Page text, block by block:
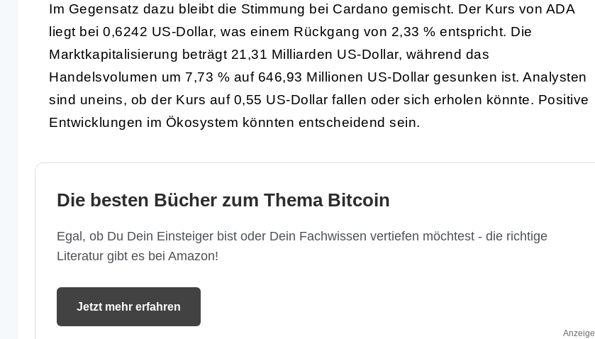
Im Gegensatz dazu bleibt die Stimmung bei Cardano gemischt. Der Kurs von ADA
liegt bei 0,6242 US-Dollar, was einem Rückgang von 2,33 % entspricht. Die
Marktkapitalisierung beträgt 21,31 Milliarden US-Dollar, während das
Handelsvolumen um 7,73 % auf 646,93 Millionen US-Dollar gesunken ist. Analysten
sind uneins, ob der Kurs auf 0,55 US-Dollar fallen oder sich erholen könnte. Positive
Entwicklungen im Ökosystem könnten entscheidend sein.
Die besten Bücher zum Thema Bitcoin
Egal, ob Du Dein Einsteiger bist oder Dein Fachwissen vertiefen möchtest - die richtige
Literatur gibt es bei Amazon!
Jetzt mehr erfahren
Anzeige